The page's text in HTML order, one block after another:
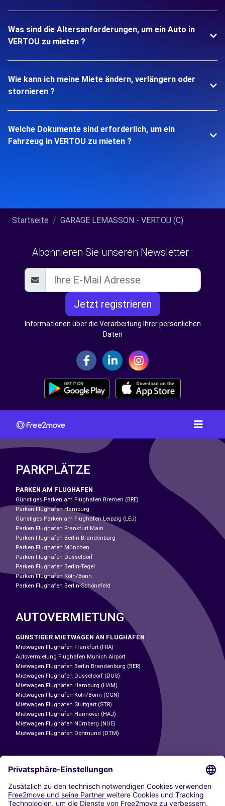
Was sind die Altersanforderungen, um ein Auto in
VERTOU zu mieten ?
Wie kann ich meine Miete ändern, verlängern oder
stornieren ?
Welche Dokumente sind erforderlich, um ein
Fahrzeug in VERTOU zu mieten ?
Startseite GARAGE LEMASSON - VERTOU (C)
Abonnieren Sie unseren Newsletter :
Jetzt registrieren
Informationen über die Verarbeitung Ihrer persönlichen
Daten
PARKPLÄTZE
PARKEN AM FLUGHAFEN
Günstiges Parken am Flughafen Bremen (BRE)
Parken Flughafen Hamburg
Günstiges Parken am Flughafen Leipzig (LEJ)
Parken Flughafen Frankfurt Main
Parken Flughafen Berlin Brandenburg
Parken Flughafen München
Parken Flughafen Düsseldorf
Parken Flughafen Berlin-Tegel
Parken Flughafen Köln/Bonn
Parken Flughafen Berlin-Schönefeld
AUTOVERMIETUNG
GÜNSTIGER MIETWAGEN AN FLUGHÄFEN
Mietwagen Flughafen Frankfurt (FRA)
Autovermietung Flughafen Munich Airport
Mietwagen Flughafen Berlin Brandenburg (BER)
Mietwagen Flughafen Düsseldorf (DUS)
Mietwagen Flughafen Hamburg (HAM)
Mietwagen Flughafen Köln/Bonn (CGN)
Mietwagen Flughafen Stuttgart (STR)
Mietwagen Flughafen Hannover (HAJ)
Mietwagen Flughafen Nürnberg (NUE)
Mietwagen Flughafen Dortmund (DTM)
CARSHARING
UNSERE STÄDTE
Paris
Madrid